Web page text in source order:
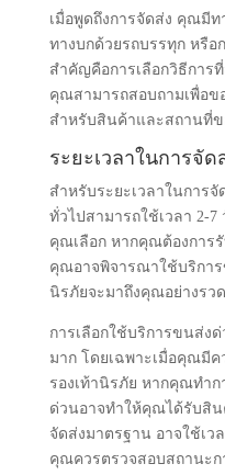
เมื่อพูดถึงการจัดส่ง คุณมีท
ทางบกด้วยรถบรรทุก หรือ
สำคัญคือการเลือกวิธีการ
คุณสามารถสอบถามเพื่อข
สำหรับสินค้าและสถานที่
ระยะเวลาในการจัด
สำหรับระยะเวลาในการ
ทั่วไปสามารถใช้เวลา 2-
คุณเลือก หากคุณต้องการ
คุณอาจพิจารณาใช้บริการ
นิรภัยจะมาถึงคุณอย่างรวด
การเลือกใช้บริการขนส่ง
มาก โดยเฉพาะเมื่อคุณมีค
รองเท้านิรภัย หากคุณทำก
ด่วนอาจทำให้คุณได้รับสิน
จัดส่งมาตรฐาน อาจใช้เ
คุณควรตรวจสอบสถานะก